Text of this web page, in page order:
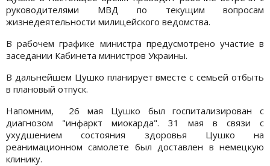
руководителями МВД по текущим вопросам
жизнедеятельности милицейского ведомства.
В рабочем графике министра предусмотрено участие в
заседании Кабинета министров Украины.
В дальнейшем Цушко планирует вместе с семьей отбыть
в плановый отпуск.
Напомним, 26 мая Цушко был госпитализирован с
диагнозом "инфаркт миокарда". 31 мая в связи с
ухудшением состояния здоровья Цушко на
реанимационном самолете был доставлен в немецкую
клинику.